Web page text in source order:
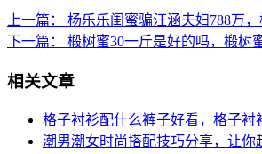
上一篇：
杨乐乐闺蜜骗汪涵夫妇788万
下一篇：
椴树蜜30一斤是好的吗，椴树
相关文章
格子衬衫配什么裤子好看，格子衬
潮男潮女时尚搭配技巧分享，让你